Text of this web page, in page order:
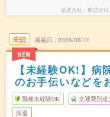
派遣会社 株式会
未読
NEW
掲載日 2026/08/10
【未経験OK!】病
のお手伝いなどを
職種未経験OK 交通費別途
派遣